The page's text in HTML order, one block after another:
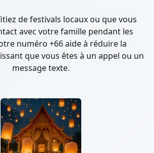
de festivals locaux ou que vous
avec votre famille pendant les
numéro +66 aide à réduire la
que vous êtes à un appel ou un
message texte.